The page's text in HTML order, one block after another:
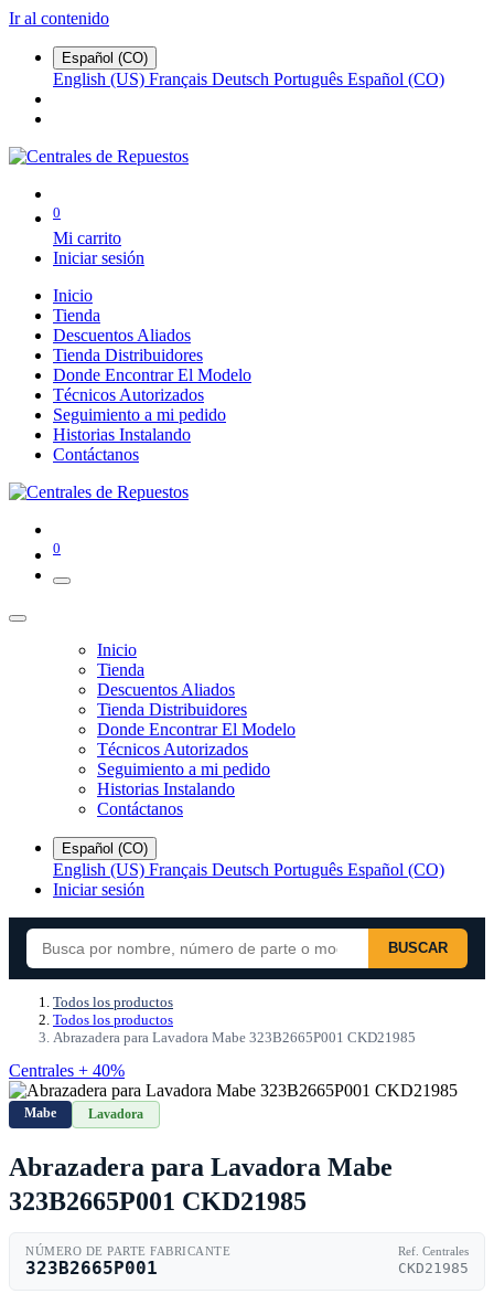
Ir al contenido
Español (CO)
English (US) Français Deutsch Português Español (CO)
0
Mi carrito
Iniciar sesión
Inicio
Tienda
Descuentos Aliados
Tienda Distribuidores
Donde Encontrar El Modelo
Técnicos Autorizados
Seguimiento a mi pedido
Historias Instalando
Contáctanos
0
Inicio
Tienda
Descuentos Aliados
Tienda Distribuidores
Donde Encontrar El Modelo
Técnicos Autorizados
Seguimiento a mi pedido
Historias Instalando
Contáctanos
Español (CO)
English (US) Français Deutsch Português Español (CO)
Iniciar sesión
BUSCAR
Todos los productos
Todos los productos
Abrazadera para Lavadora Mabe 323B2665P001 CKD21985
Centrales + 40%
Mabe Lavadora
Abrazadera para Lavadora Mabe
323B2665P001 CKD21985
NÚMERO DE PARTE FABRICANTE
323B2665P001
Ref. Centrales
CKD21985